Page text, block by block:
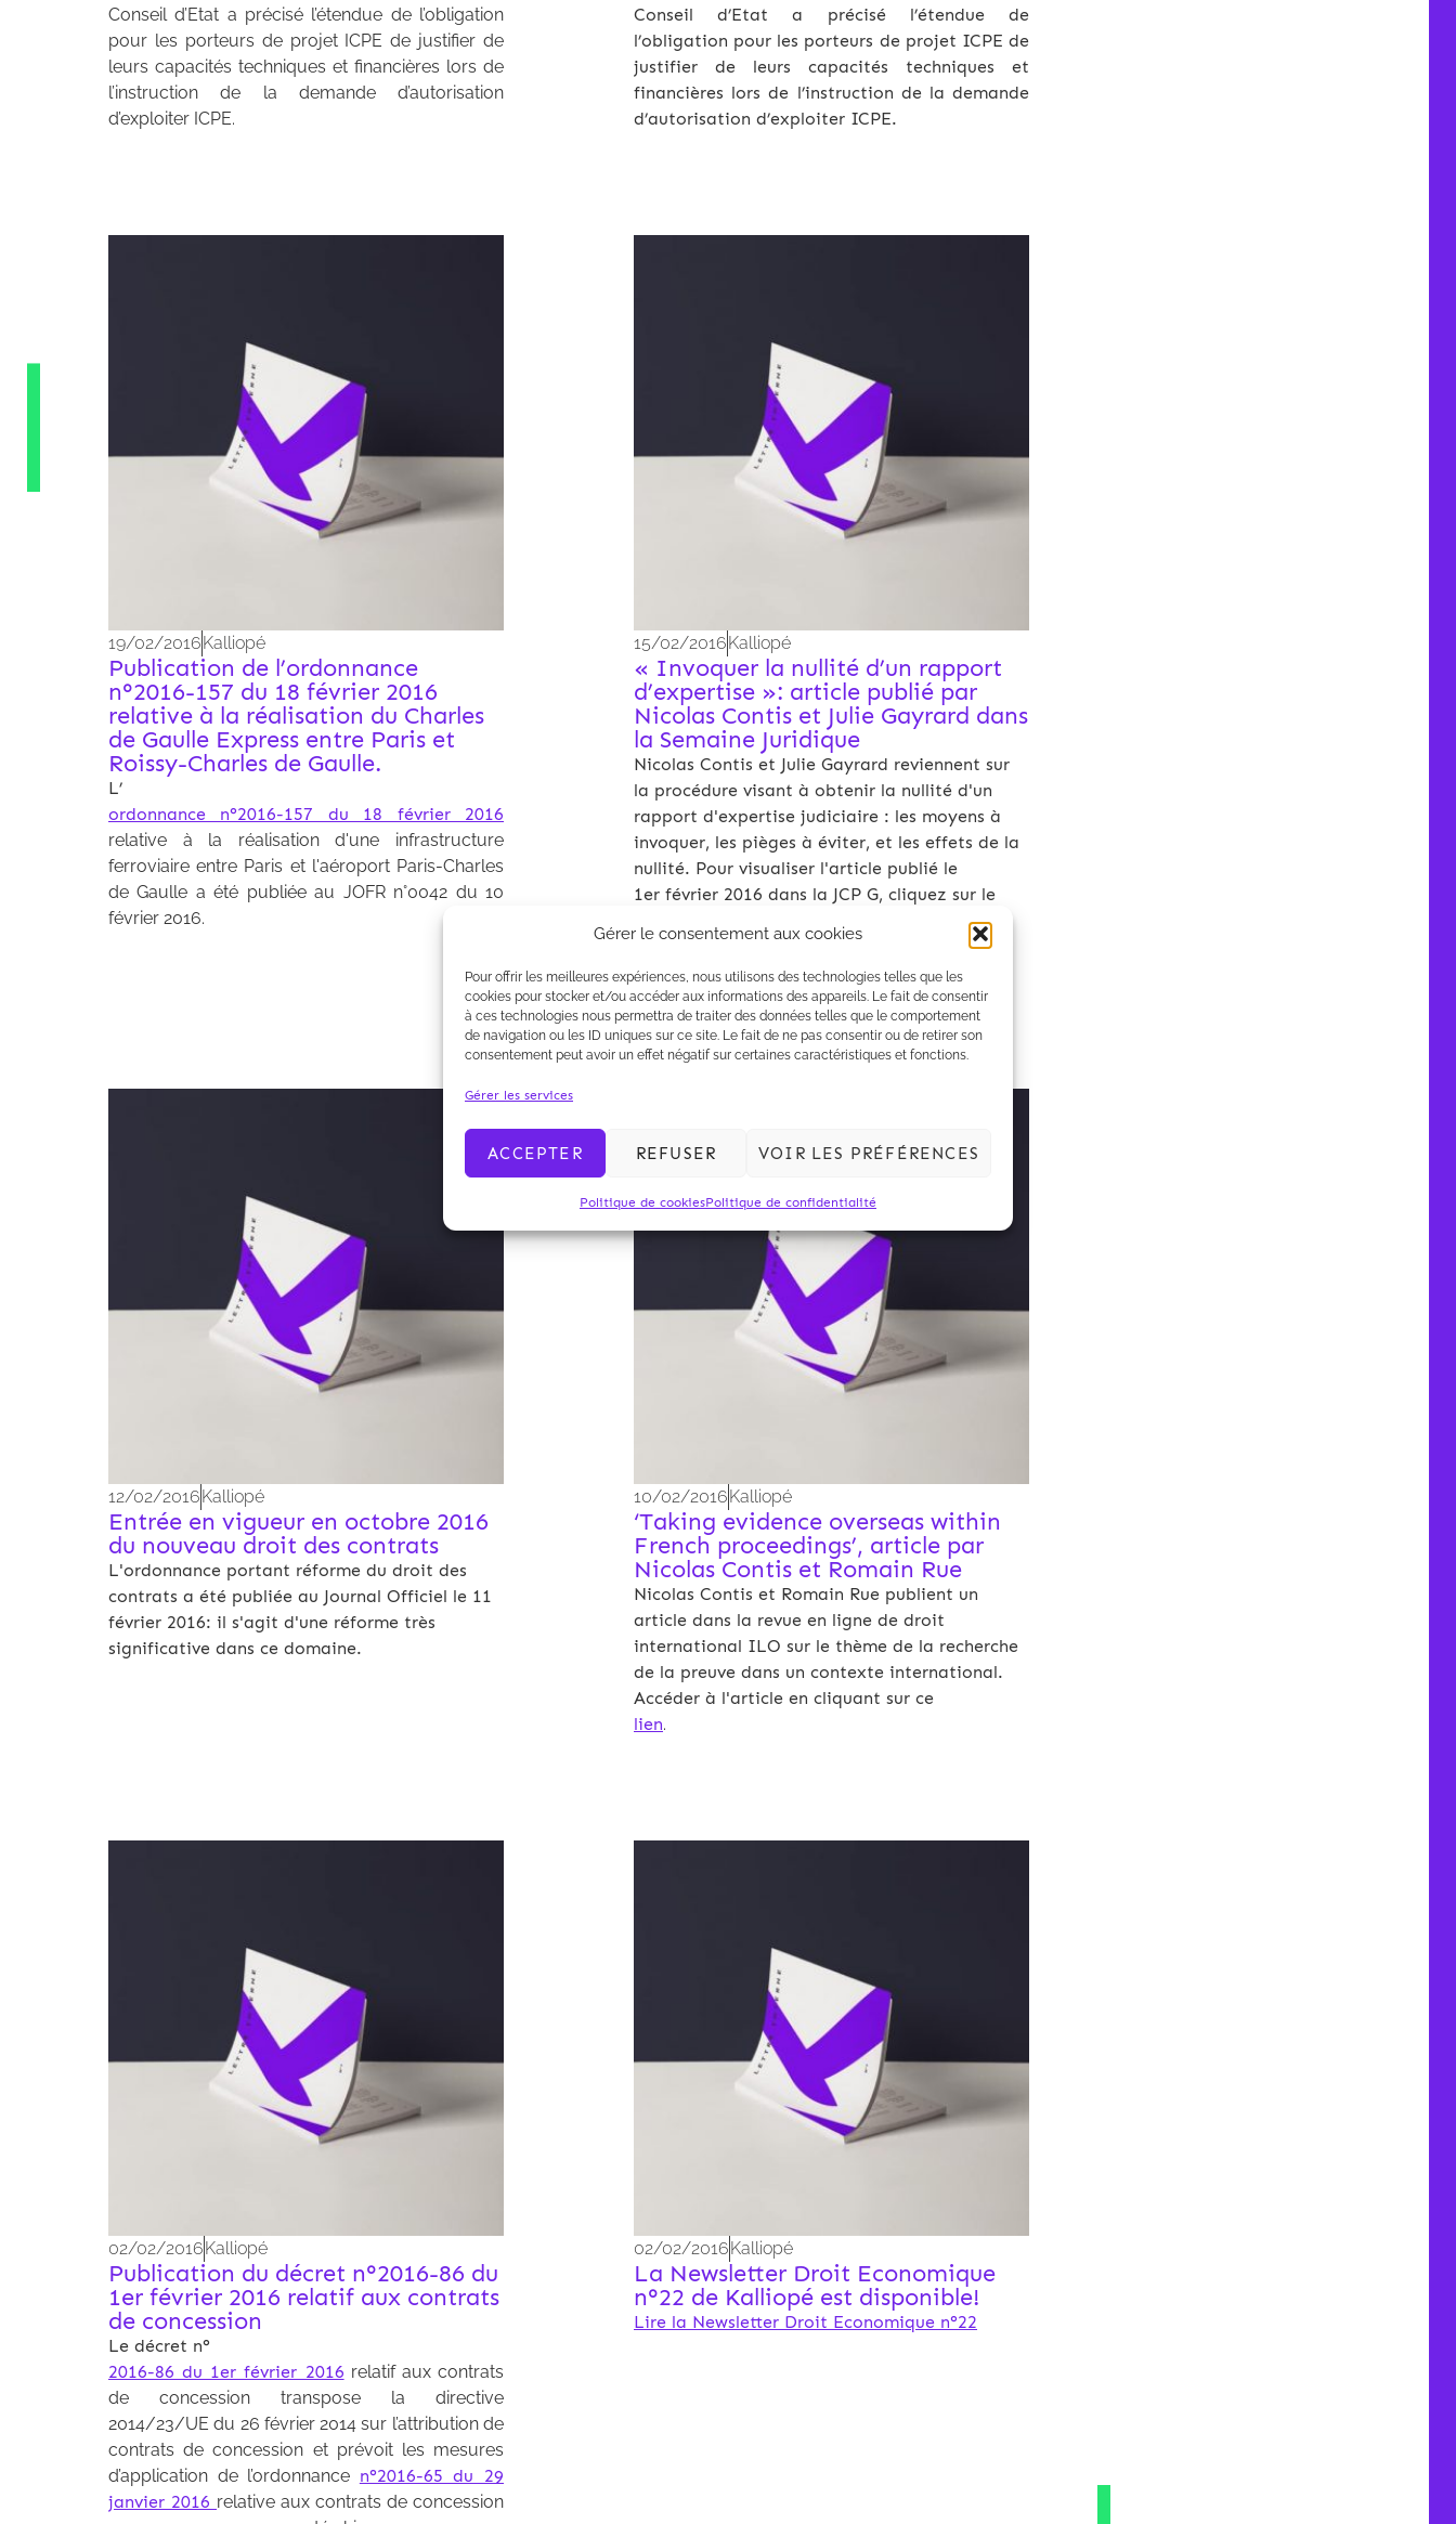
Gérer le consentement aux cookies
Pour offrir les meilleures expériences, nous utilisons des technologies telles que les
cookies pour stocker et/ou accéder aux informations des appareils. Le fait de consentir
à ces technologies nous permettra de traiter des données telles que le comportement
de navigation ou les ID uniques sur ce site. Le fait de ne pas consentir ou de retirer son
consentement peut avoir un effet négatif sur certaines caractéristiques et fonctions.
Gérer les services
ACCEPTER REFUSER VOIR LES PRÉFÉRENCES
Politique de cookiesPolitique de confidentialité
Conseil d’Etat a précisé l’étendue de l’obligation
pour les porteurs de projet ICPE de justifier de
leurs capacités techniques et financières lors de
l’instruction de la demande d’autorisation
d’exploiter ICPE.
Conseil d’Etat a précisé l’étendue de
l’obligation pour les porteurs de projet ICPE de
justifier de leurs capacités techniques et
financières lors de l’instruction de la demande
d’autorisation d’exploiter ICPE.
19/02/2016Kalliopé
Publication de l’ordonnance
n°2016-157 du 18 février 2016
relative à la réalisation du Charles
de Gaulle Express entre Paris et
Roissy-Charles de Gaulle.
L’
ordonnance n°2016-157 du 18 février 2016
relative à la réalisation d'une infrastructure
ferroviaire entre Paris et l'aéroport Paris-Charles
de Gaulle a été publiée au JOFR n°0042 du 10
février 2016.
15/02/2016Kalliopé
« Invoquer la nullité d’un rapport
d’expertise »: article publié par
Nicolas Contis et Julie Gayrard dans
la Semaine Juridique
Nicolas Contis et Julie Gayrard reviennent sur
la procédure visant à obtenir la nullité d'un
rapport d'expertise judiciaire : les moyens à
invoquer, les pièges à éviter, et les effets de la
nullité. Pour visualiser l'article publié le
1er février 2016 dans la JCP G, cliquez sur le
"JCPG_EnQuestions_N.Contis et
J.Gayrard_20160201"
12/02/2016Kalliopé
Entrée en vigueur en octobre 2016
du nouveau droit des contrats
L'ordonnance portant réforme du droit des
contrats a été publiée au Journal Officiel le 11
février 2016: il s'agit d'une réforme très
significative dans ce domaine.
10/02/2016Kalliopé
‘Taking evidence overseas within
French proceedings’, article par
Nicolas Contis et Romain Rue
Nicolas Contis et Romain Rue publient un
article dans la revue en ligne de droit
international ILO sur le thème de la recherche
de la preuve dans un contexte international.
Accéder à l'article en cliquant sur ce
lien.
02/02/2016Kalliopé
Publication du décret n°2016-86 du
1er février 2016 relatif aux contrats
de concession
Le décret n°
2016-86 du 1er février 2016 relatif aux contrats
de concession transpose la directive
2014/23/UE du 26 février 2014 sur l’attribution de
contrats de concession et prévoit les mesures
d’application de l’ordonnance n°2016-65 du 29
janvier 2016 relative aux contrats de concession
02/02/2016Kalliopé
La Newsletter Droit Economique
n°22 de Kalliopé est disponible!
Lire la Newsletter Droit Economique n°22